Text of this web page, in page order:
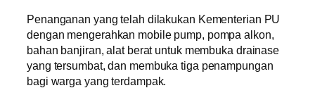
Penanganan yang telah dilakukan Kementerian PU
dengan mengerahkan mobile pump, pompa alkon,
bahan banjiran, alat berat untuk membuka drainase
yang tersumbat, dan membuka tiga penampungan
bagi warga yang terdampak.